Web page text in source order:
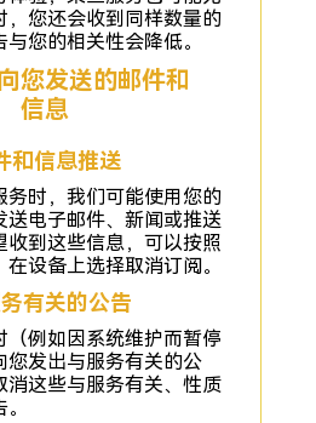
，您还会收到同样数量的
您的相关性会降低。
您发送的邮件和
信息
和信息推送
务时，我们可能使用您的
送电子邮件、新闻或推送
收到这些信息，可以按照
设备上选择取消订阅。
有关的公告
（例如因系统维护而暂停
您发出与服务有关的公
消这些与服务有关、性质